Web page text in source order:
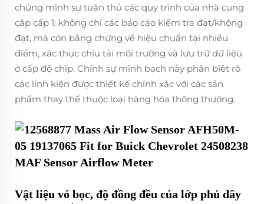
chứng minh sự tuân thủ các quy trình của nhà cung
cấp cấp 1: không chỉ các báo cáo kiểm tra đạt/không
đạt, mà còn bằng chứng về hiệu chuẩn tại nhiều
điểm, xác thực chịu tải môi trường và lưu trữ dữ liệu
ở cấp độ chip. Chính sự minh bạch này phân biệt rõ
các linh kiện được thiết kế chính xác với các sản
phẩm thay thế thuộc loại hàng hóa thông thường.
Vật liệu vỏ bọc, độ đồng đều của lớp phủ dây